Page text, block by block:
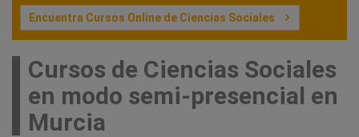
Encuentra Cursos Online de Ciencias Sociales
Cursos de Ciencias Sociales
en modo semi-presencial en
Murcia